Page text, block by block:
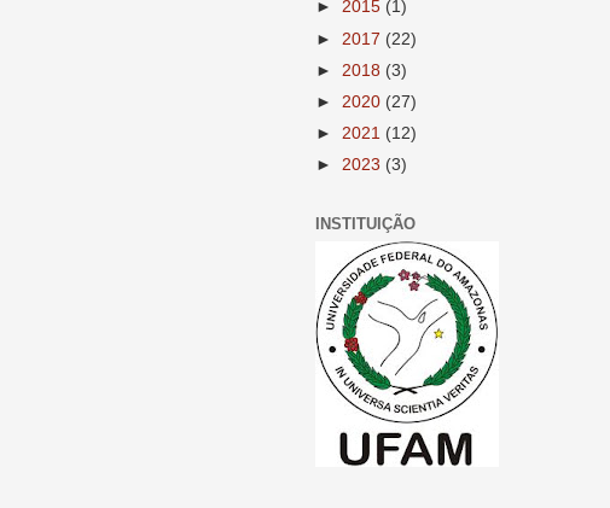
► 2015 (1)
► 2017 (22)
► 2018 (3)
► 2020 (27)
► 2021 (12)
► 2023 (3)
INSTITUIÇÃO